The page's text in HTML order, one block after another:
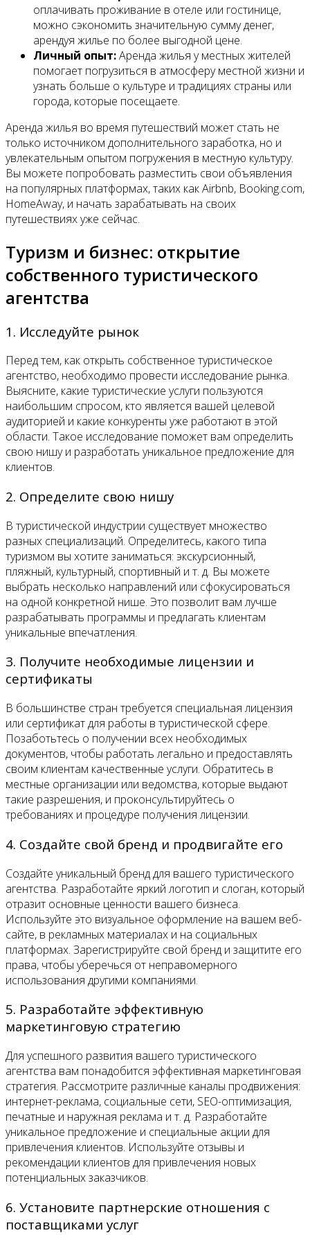
оплачивать проживание в отеле или гостинице,
можно сэкономить значительную сумму денег,
арендуя жилье по более выгодной цене.
Личный опыт:Аренда жилья у местных жителей
помогает погрузиться в атмосферу местной жизни и
узнать больше о культуре и традициях страны или
города, которые посещаете.
Аренда жилья во время путешествий может стать не
только источником дополнительного заработка, но и
увлекательным опытом погружения в местную культуру.
Вы можете попробовать разместить свои объявления
на популярных платформах, таких как Airbnb, Booking.com,
HomeAway, и начать зарабатывать на своих
путешествиях уже сейчас.
Туризм и бизнес: открытие
собственного туристического
агентства
1. Исследуйте рынок
Перед тем, как открыть собственное туристическое
агентство, необходимо провести исследование рынка.
Выясните, какие туристические услуги пользуются
наибольшим спросом, кто является вашей целевой
аудиторией и какие конкуренты уже работают в этой
области. Такое исследование поможет вам определить
свою нишу и разработать уникальное предложение для
клиентов.
2. Определите свою нишу
В туристической индустрии существует множество
разных специализаций. Определитесь, какого типа
туризмом вы хотите заниматься: экскурсионный,
пляжный, культурный, спортивный и т. д. Вы можете
выбрать несколько направлений или сфокусироваться
на одной конкретной нише. Это позволит вам лучше
разрабатывать программы и предлагать клиентам
уникальные впечатления.
3. Получите необходимые лицензии и
сертификаты
В большинстве стран требуется специальная лицензия
или сертификат для работы в туристической сфере.
Позаботьтесь о получении всех необходимых
документов, чтобы работать легально и предоставлять
своим клиентам качественные услуги. Обратитесь в
местные организации или ведомства, которые выдают
такие разрешения, и проконсультируйтесь о
требованиях и процедуре получения лицензии.
4. Создайте свой бренд и продвигайте его
Создайте уникальный бренд для вашего туристического
агентства. Разработайте яркий логотип и слоган, который
отразит основные ценности вашего бизнеса.
Используйте это визуальное оформление на вашем веб-
сайте, в рекламных материалах и на социальных
платформах. Зарегистрируйте свой бренд и защитите его
права, чтобы уберечься от неправомерного
использования другими компаниями.
5. Разработайте эффективную
маркетинговую стратегию
Для успешного развития вашего туристического
агентства вам понадобится эффективная маркетинговая
стратегия. Рассмотрите различные каналы продвижения:
интернет-реклама, социальные сети, SEO-оптимизация,
печатные и наружная реклама и т. д. Разработайте
уникальное предложение и специальные акции для
привлечения клиентов. Используйте отзывы и
рекомендации клиентов для привлечения новых
потенциальных заказчиков.
6. Установите партнерские отношения с
поставщиками услуг